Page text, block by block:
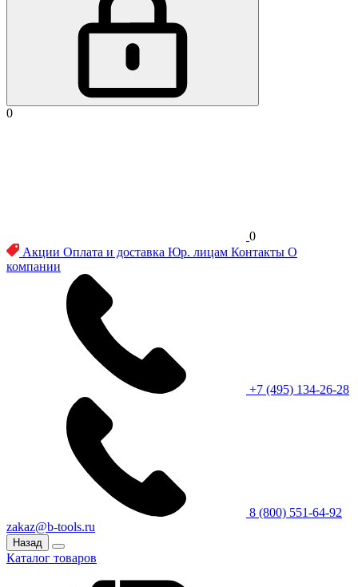
0
0
Акции Оплата и доставка Юр. лицам Контакты О
компании
+7 (495) 134-26-28
8 (800) 551-64-92
zakaz@b-tools.ru
Назад
Каталог товаров